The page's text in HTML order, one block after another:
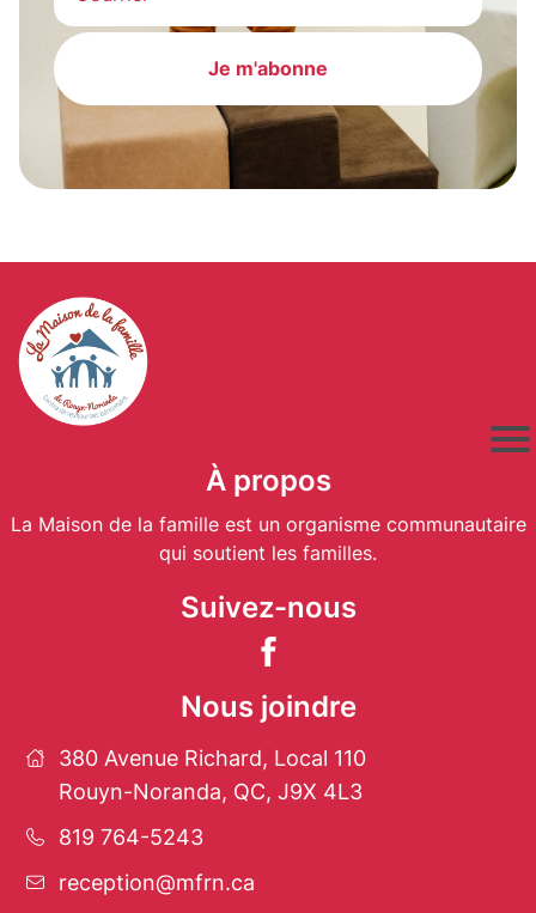
Je m'abonne
À propos
La Maison de la famille est un organisme communautaire
qui soutient les familles.
Suivez-nous
Nous joindre
380 Avenue Richard, Local 110
Rouyn-Noranda, QC, J9X 4L3
819 764-5243
reception@mfrn.ca